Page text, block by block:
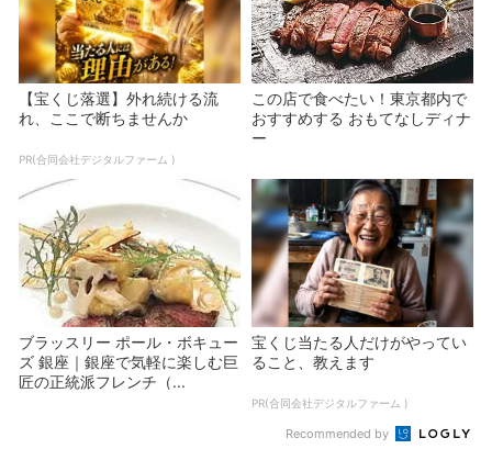
【宝くじ落選】外れ続ける流
れ、ここで断ちませんか
PR(合同会社デジタルファーム )
この店で食べたい！東京都内で
おすすめする おもてなしディナ
ー
ブラッスリー ポール・ボキュー
ズ 銀座｜銀座で気軽に楽しむ巨
匠の正統派フレンチ（...
宝くじ当たる人だけがやってい
ること、教えます
PR(合同会社デジタルファーム )
Recommended by